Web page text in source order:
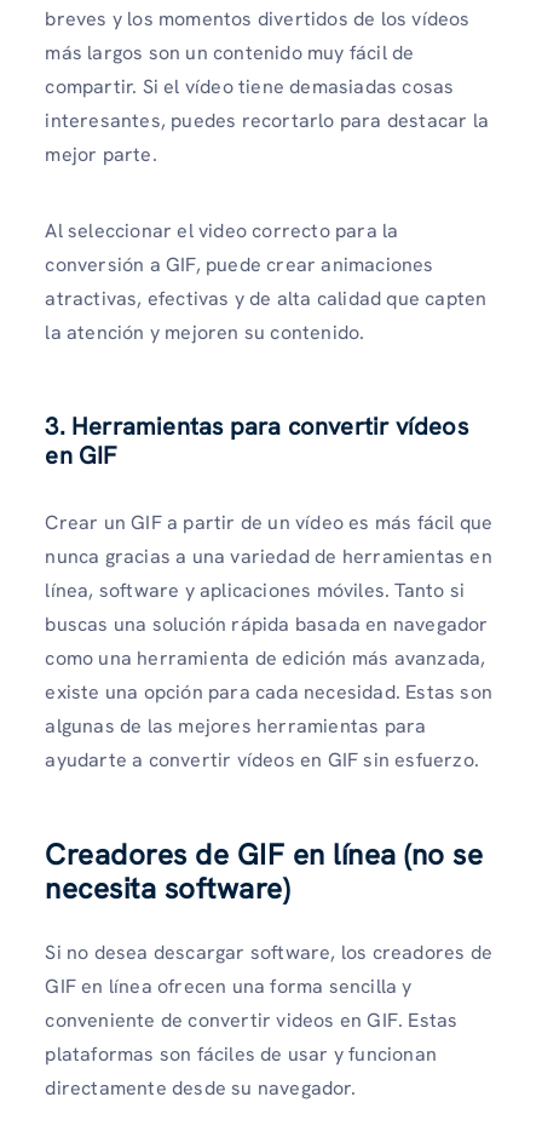
breves y los momentos divertidos de los vídeos
más largos son un contenido muy fácil de
compartir. Si el vídeo tiene demasiadas cosas
interesantes, puedes recortarlo para destacar la
mejor parte.
Al seleccionar el video correcto para la
conversión a GIF, puede crear animaciones
atractivas, efectivas y de alta calidad que capten
la atención y mejoren su contenido.
3. Herramientas para convertir vídeos
en GIF
Crear un GIF a partir de un vídeo es más fácil que
nunca gracias a una variedad de herramientas en
línea, software y aplicaciones móviles. Tanto si
buscas una solución rápida basada en navegador
como una herramienta de edición más avanzada,
existe una opción para cada necesidad. Estas son
algunas de las mejores herramientas para
ayudarte a convertir vídeos en GIF sin esfuerzo.
Creadores de GIF en línea (no se
necesita software)
Si no desea descargar software, los creadores de
GIF en línea ofrecen una forma sencilla y
conveniente de convertir videos en GIF. Estas
plataformas son fáciles de usar y funcionan
directamente desde su navegador.